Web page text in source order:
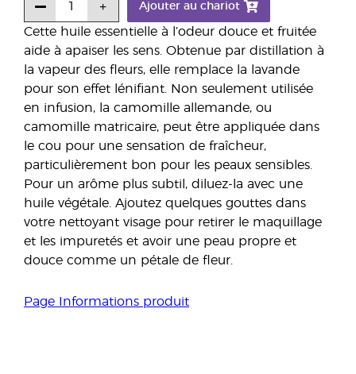
Cette huile essentielle à l’odeur douce et fruitée
aide à apaiser les sens. Obtenue par distillation à
la vapeur des fleurs, elle remplace la lavande
pour son effet lénifiant. Non seulement utilisée
en infusion, la camomille allemande, ou
camomille matricaire, peut être appliquée dans
le cou pour une sensation de fraîcheur,
particulièrement bon pour les peaux sensibles.
Pour un arôme plus subtil, diluez-la avec une
huile végétale. Ajoutez quelques gouttes dans
votre nettoyant visage pour retirer le maquillage
et les impuretés et avoir une peau propre et
douce comme un pétale de fleur.
Page Informations produit
Ajouter au chariot